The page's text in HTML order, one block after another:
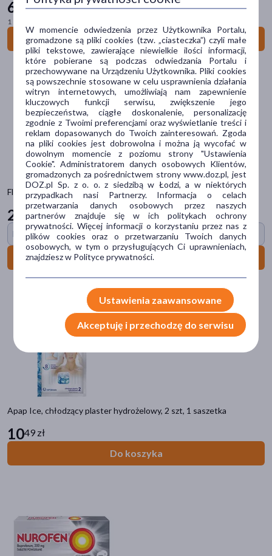
6 99 zł
1 szt. = 0,14 zł
Do koszyka
Fluicondrial 40 M, ampułko-strzykawka, 40 mg, 2 ml
27599 zł
Darmowa dostawa
Do koszyka
Apap Ice, chłodzący plaster hydrożelowy, 2 szt, 1 saszetka
1049 zł
Do koszyka
Aflofarm (3)
pokaż więcej
Typ produktu
Lek bez recepty(503)
Wyrób medyczny(77)
Kosmetyk(72)
Suplement diety(29)
Akcesoria(13)
pokaż więcej
Postać
tabletka (218)
(52)
kapsułki(48)
pokaż więcej
Główne składniki
ibuprofen
mentol
(53)
arnika(40)
olejek eukaliptusowy(39)
Część ciała
mięśnie(296)
W momencie odwiedzenia przez Użytkownika Portalu,
gromadzone są pliki cookies (tzw. „ciasteczka”) czyli małe
pliki tekstowe, zawierające niewielkie ilości informacji,
które pobierane są podczas odwiedzania Portalu i
przechowywane na Urządzeniu Użytkownika. Pliki cookies
są powszechnie stosowane w celu usprawnienia działania
witryn internetowych, umożliwiają nam zapewnienie
kluczowych funkcji serwisu, zwiększenie jego
bezpieczeństwa, ciągłe doskonalenie, personalizację
zgodnie z Twoimi preferencjami oraz wyświetlanie treści i
reklam dopasowanych do Twoich zainteresowań. Zgoda
na pliki cookies jest dobrowolna i można ją wycofać w
dowolnym momencie z poziomu strony "Ustawienia
Cookie". Administratorem danych osobowych Klientów,
gromadzonych za pośrednictwem strony www.doz.pl, jest
DOZ.pl Sp. z o. o. z siedzibą w Łodzi, a w niektórych
przypadkach nasi Partnerzy. Informacja o celach
przetwarzania danych osobowych przez naszych
partnerów znajduje się w ich politykach ochrony
prywatności. Więcej informacji o korzystaniu przez nas z
plików cookies oraz o przetwarzaniu Twoich danych
osobowych, w tym o przysługujących Ci uprawnieniach,
znajdziesz w Polityce prywatności.
Ustawienia zaawansowane
Akceptuję i przechodzę do serwisu